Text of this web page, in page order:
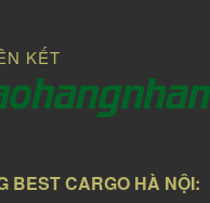
KẾT
BEST CARGO HÀ NỘI: